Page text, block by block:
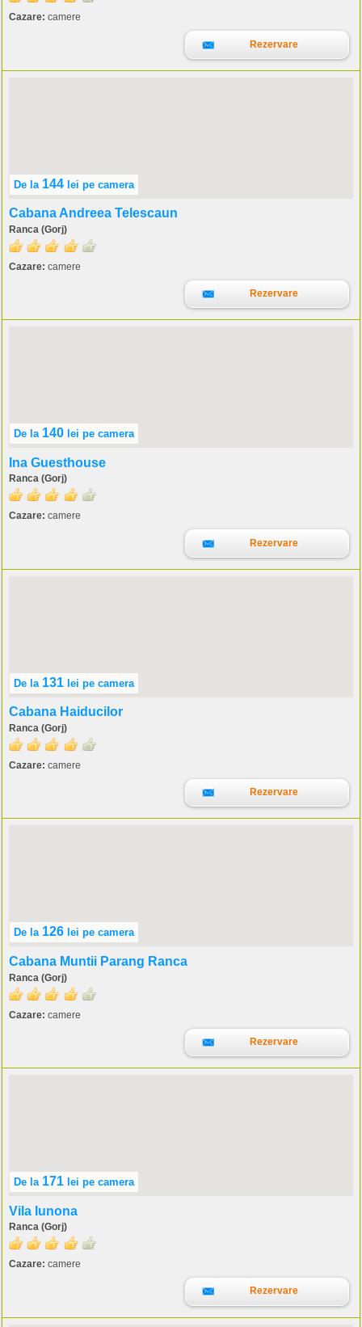
Cazare: camere
Rezervare
De la 144 lei pe camera
Cabana Andreea Telescaun
Ranca (Gorj)
Cazare: camere
Rezervare
De la 140 lei pe camera
Ina Guesthouse
Ranca (Gorj)
Cazare: camere
Rezervare
De la 131 lei pe camera
Cabana Haiducilor
Ranca (Gorj)
Cazare: camere
Rezervare
De la 126 lei pe camera
Cabana Muntii Parang Ranca
Ranca (Gorj)
Cazare: camere
Rezervare
De la 171 lei pe camera
Vila Iunona
Ranca (Gorj)
Cazare: camere
Rezervare